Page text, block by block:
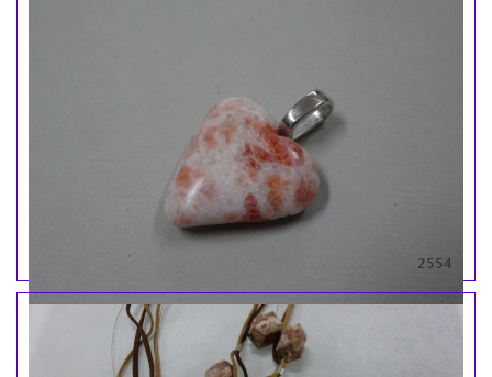
Hanger zonnesteen hartje
2554